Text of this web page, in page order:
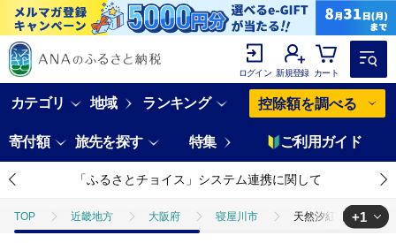
ログイン 新規登録 カート
カテゴリ 地域 ランキング 控除額を調べる
寄付額 旅先を探す 特集 ご利用ガイド
「ふるさとチョイス」システム連携に関して
TOP 近畿地方 大阪府 寝屋川市 天然汐紅鮭切身 無
+1